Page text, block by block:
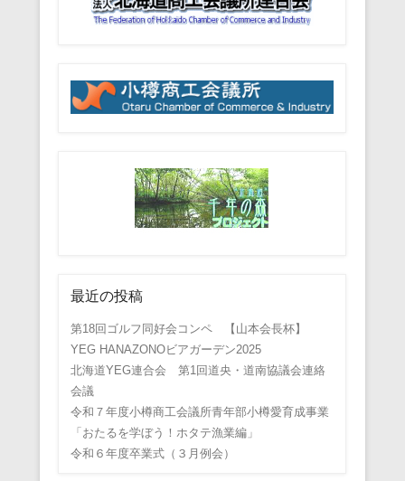
最近の投稿
第18回ゴルフ同好会コンペ 【山本会長杯】
YEG HANAZONOビアガーデン2025
北海道YEG連合会 第1回道央・道南協議会連絡
会議
令和７年度小樽商工会議所青年部小樽愛育成事業
「おたるを学ぼう！ホタテ漁業編」
令和６年度卒業式（３月例会）